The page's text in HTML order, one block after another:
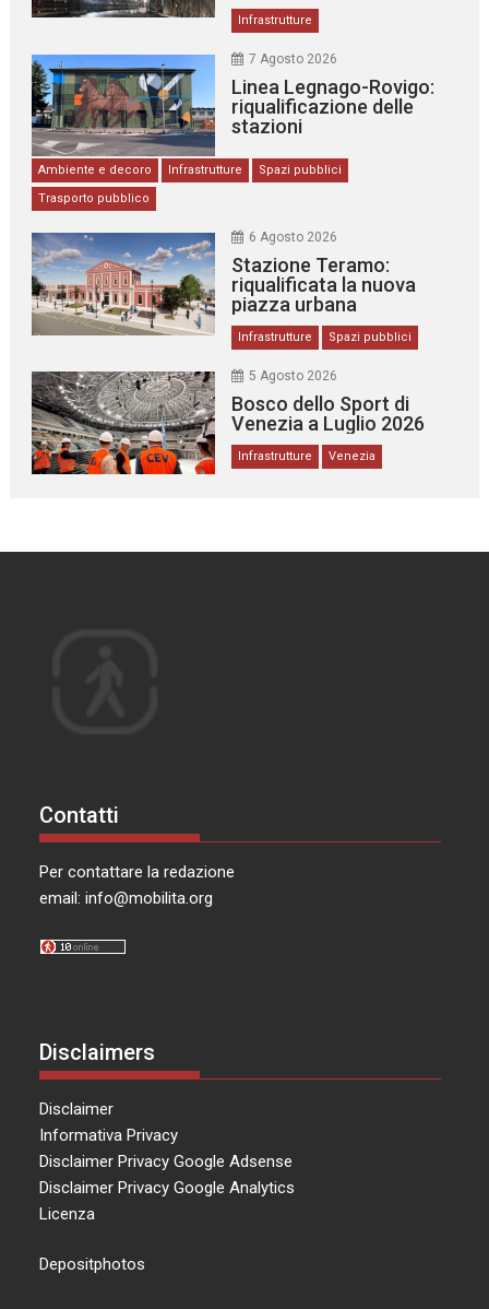
Infrastrutture
7 Agosto 2026
Linea Legnago-Rovigo:
riqualificazione delle
stazioni
Ambiente e decoro Infrastrutture
Spazi pubblici
Trasporto pubblico
6 Agosto 2026
Stazione Teramo:
riqualificata la nuova
piazza urbana
Infrastrutture Spazi pubblici
5 Agosto 2026
Bosco dello Sport di
Venezia a Luglio 2026
Infrastrutture Venezia
Contatti
Per contattare la redazione
email:info@mobilita.org
Disclaimers
Disclaimer
Informativa Privacy
Disclaimer Privacy Google Adsense
Disclaimer Privacy Google Analytics
Licenza
Depositphotos